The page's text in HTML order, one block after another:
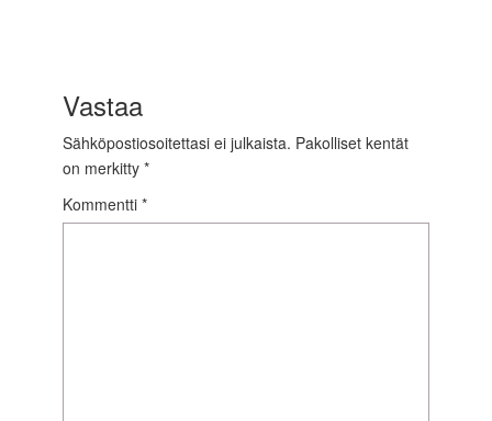
Vastaa
Sähköpostiosoitettasi ei julkaista. Pakolliset kentät
on merkitty *
Kommentti *